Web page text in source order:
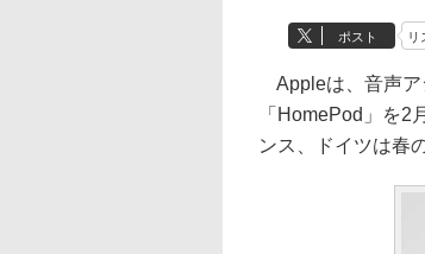
ポスト リ
Appleは、音声ア
「HomePod」を
ンス、ドイツは春